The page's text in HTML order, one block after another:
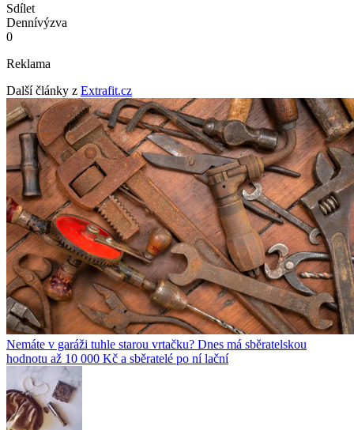
Sdílet
Dennívýzva
0
Reklama
Další články z Extrafit.cz
Nemáte v garáži tuhle starou vrtačku? Dnes má sběratelskou
hodnotu až 10 000 Kč a sběratelé po ní lační